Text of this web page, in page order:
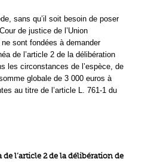
sans qu’il soit besoin de poser
de justice de l’Union
sont fondées à demander
de l’article 2 de la délibération
les circonstances de l’espèce, de
globale de 3 000 euros à
au titre de l’article L. 761-1 du
l’article 2 de la délibération de